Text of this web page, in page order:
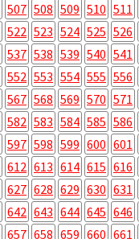
507 508 509 510 511
522 523 524 525 526
537 538 539 540 541
552 553 554 555 556
567 568 569 570 571
582 583 584 585 586
597 598 599 600 601
612 613 614 615 616
627 628 629 630 631
642 643 644 645 646
657 658 659 660 661